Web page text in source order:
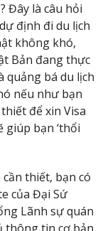
Đây là câu hỏi
định đi du lịch
không khó,
Bản đang thực
bá du lịch
nếu như bạn
để xin Visa
giúp bạn ‘thổi
thiết, bạn có
của Đại Sứ
Lãnh sự quán